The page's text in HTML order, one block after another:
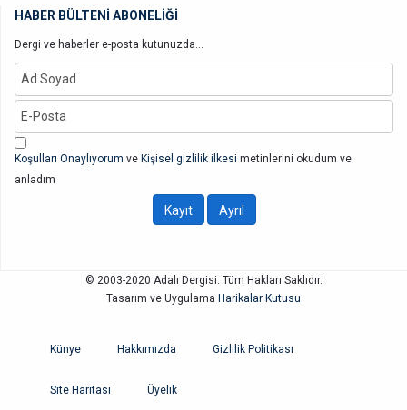
HABER BÜLTENİ ABONELİĞİ
Dergi ve haberler e-posta kutunuzda...
Koşulları Onaylıyorum ve Kişisel gizlilik ilkesi metinlerini okudum ve
anladım
© 2003-2020 Adalı Dergisi. Tüm Hakları Saklıdır.
Tasarım ve Uygulama Harikalar Kutusu
Künye Hakkımızda Gizlilik Politikası
Site Haritası Üyelik